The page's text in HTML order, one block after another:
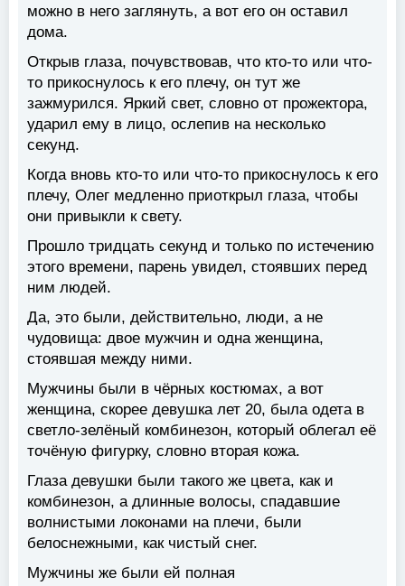
можно в него заглянуть, а вот его он оставил
дома.
Открыв глаза, почувствовав, что кто-то или что-
то прикоснулось к его плечу, он тут же
зажмурился. Яркий свет, словно от прожектора,
ударил ему в лицо, ослепив на несколько
секунд.
Когда вновь кто-то или что-то прикоснулось к его
плечу, Олег медленно приоткрыл глаза, чтобы
они привыкли к свету.
Прошло тридцать секунд и только по истечению
этого времени, парень увидел, стоявших перед
ним людей.
Да, это были, действительно, люди, а не
чудовища: двое мужчин и одна женщина,
стоявшая между ними.
Мужчины были в чёрных костюмах, а вот
женщина, скорее девушка лет 20, была одета в
светло-зелёный комбинезон, который облегал её
точёную фигурку, словно вторая кожа.
Глаза девушки были такого же цвета, как и
комбинезон, а длинные волосы, спадавшие
волнистыми локонами на плечи, были
белоснежными, как чистый снег.
Мужчины же были ей полная